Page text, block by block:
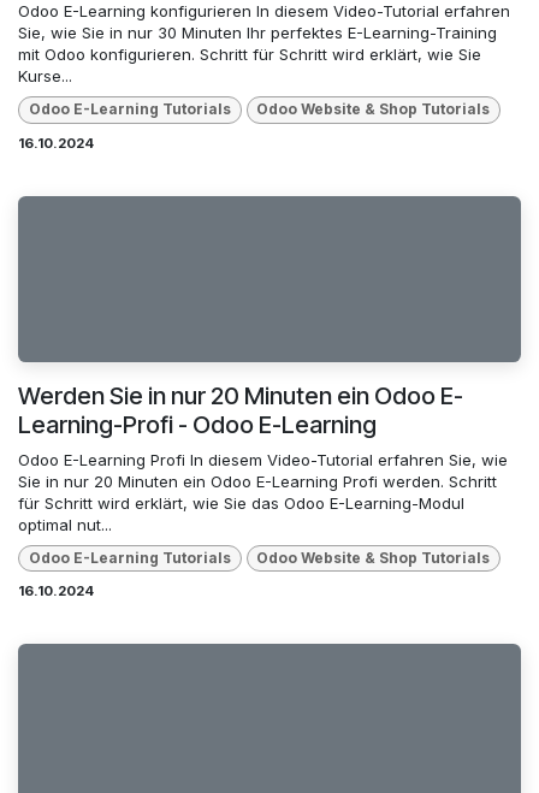
Odoo E-Learning konfigurieren In diesem Video-Tutorial erfahren
Sie, wie Sie in nur 30 Minuten Ihr perfektes E-Learning-Training
mit Odoo konfigurieren. Schritt für Schritt wird erklärt, wie Sie
Kurse...
Odoo E-Learning Tutorials Odoo Website & Shop Tutorials
16.10.2024
Werden Sie in nur 20 Minuten ein Odoo E-
Learning-Profi - Odoo E-Learning
Odoo E-Learning Profi In diesem Video-Tutorial erfahren Sie, wie
Sie in nur 20 Minuten ein Odoo E-Learning Profi werden. Schritt
für Schritt wird erklärt, wie Sie das Odoo E-Learning-Modul
optimal nut...
Odoo E-Learning Tutorials Odoo Website & Shop Tutorials
16.10.2024